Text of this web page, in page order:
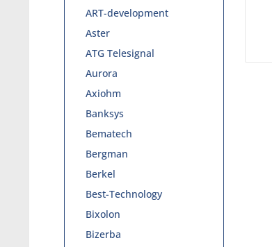
ART-development
Aster
ATG Telesignal
Aurora
Axiohm
Banksys
Bematech
Bergman
Berkel
Best-Technology
Bixolon
Bizerba